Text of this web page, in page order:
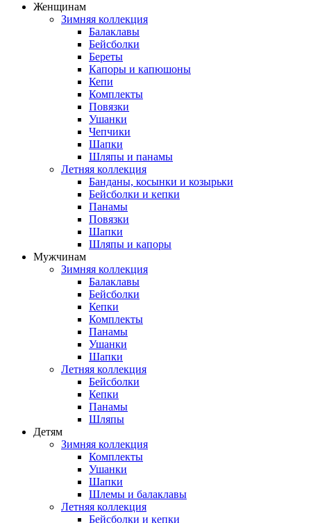
Женщинам
Зимняя коллекция
Балаклавы
Бейсболки
Береты
Капоры и капюшоны
Кепи
Комплекты
Повязки
Ушанки
Чепчики
Шапки
Шляпы и панамы
Летняя коллекция
Банданы, косынки и козырьки
Бейсболки и кепки
Панамы
Повязки
Шапки
Шляпы и капоры
Мужчинам
Зимняя коллекция
Балаклавы
Бейсболки
Кепки
Комплекты
Панамы
Ушанки
Шапки
Летняя коллекция
Бейсболки
Кепки
Панамы
Шляпы
Детям
Зимняя коллекция
Комплекты
Ушанки
Шапки
Шлемы и балаклавы
Летняя коллекция
Бейсболки и кепки